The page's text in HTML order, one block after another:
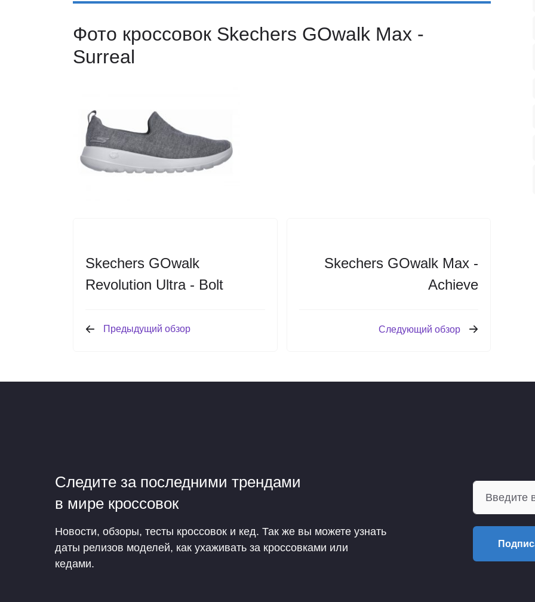
Фото кроссовок Skechers GOwalk Max -
Surreal
Skechers GOwalk
Revolution Ultra - Bolt
Предыдущий обзор
Skechers GOwalk Max -
Achieve
Следующий обзор
Следите за последними трендами
в мире кроссовок
Новости, обзоры, тесты кроссовок и кед. Так же вы можете узнать
даты релизов моделей, как ухаживать за кроссовками или
кедами.